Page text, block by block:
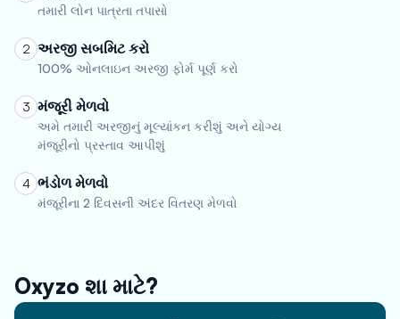
તમારી લોન પાત્રતા તપાસો
2 અરજી સબમિટ કરો
100% ઓનલાઇન અરજી ફોર્મ પૂર્ણ કરો
3 મંજૂરી મેળવો
અમે તમારી અરજીનું મૂલ્યાંકન કરીશું અને યોગ્ય
મંજૂરીનો પ્રસ્તાવ આપીશું
4 ભંડોળ મેળવો
મંજૂરીના 2 દિવસની અંદર વિતરણ મેળવો
Oxyzo શા માટે?